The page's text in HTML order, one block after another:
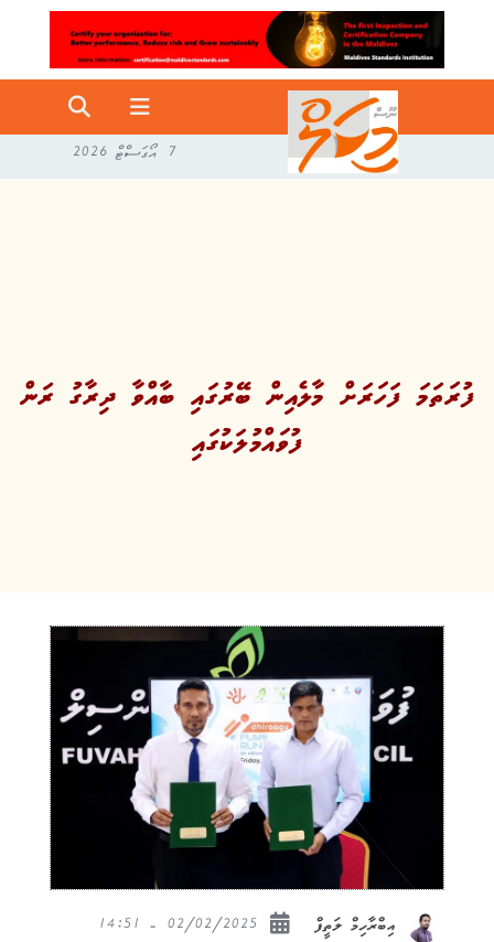
7 އޯގަސްޓް 2026
ފުރަތަމަ ފަހަރަށް މާލެއިން ބޭރުގައި ބާއްވާ ދިރާގު ރަން
ފުވައްމުލަކުގައި
އިބްރާހިމް ލަތީފް